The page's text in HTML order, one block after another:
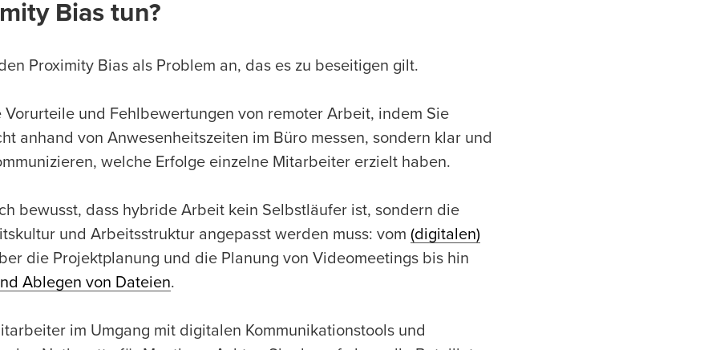
Bias tun?
Proximity Bias als Problem an, das es zu beseitigen gilt.
Vorurteile und Fehlbewertungen von remoter Arbeit, indem Sie
anhand von Anwesenheitszeiten im Büro messen, sondern klar und
welche Erfolge einzelne Mitarbeiter erzielt haben.
bewusst, dass hybride Arbeit kein Selbstläufer ist, sondern die
und Arbeitsstruktur angepasst werden muss: vom (digitalen)
die Projektplanung und die Planung von Videomeetings bis hin
Ablegen von Dateien.
im Umgang mit digitalen Kommunikationstools und